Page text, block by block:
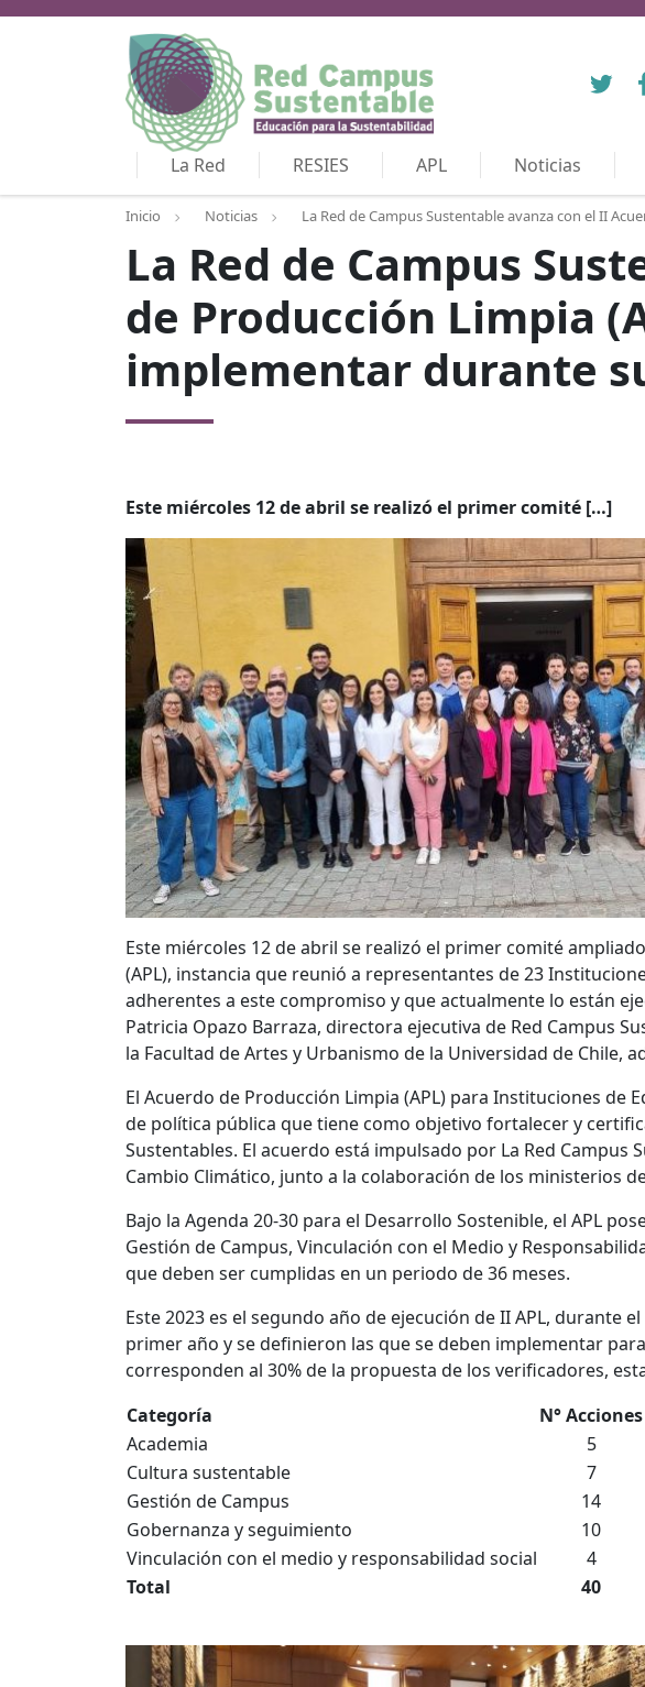
Twitter
La Red RESIES APL Noticias
Inicio Noticias La Red de Campus Sustentable avanza con el II
La Red de Campus
de Producción Limpia
implementar durante
Este miércoles 12 de abril se realizó el primer comité […]
Este miércoles 12 de abril se realizó el primer comité
(APL), instancia que reunió a representantes de 23
adherentes a este compromiso y que actualmente lo están
Patricia Opazo Barraza, directora ejecutiva de Red Campus
la Facultad de Artes y Urbanismo de la Universidad de Chile,
El Acuerdo de Producción Limpia (APL) para Instituciones de
de política pública que tiene como objetivo fortalecer y
Sustentables. El acuerdo está impulsado por La Red Campus
Cambio Climático, junto a la colaboración de los ministerios
Bajo la Agenda 20-30 para el Desarrollo Sostenible, el APL
Gestión de Campus, Vinculación con el Medio y
que deben ser cumplidas en un periodo de 36 meses.
Este 2023 es el segundo año de ejecución de II APL, durante
primer año y se definieron las que se deben implementar
corresponden al 30% de la propuesta de los verificadores,
Categoría
N° Acciones
Academia
5
Cultura sustentable
7
Gestión de Campus
14
Gobernanza y seguimiento
10
Vinculación con el medio y responsabilidad social
4
Total
40